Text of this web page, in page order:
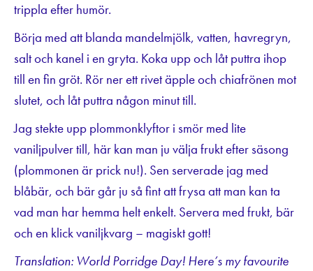
trippla efter humör.
Börja med att blanda mandelmjölk, vatten, havregryn,
salt och kanel i en gryta. Koka upp och låt puttra ihop
till en fin gröt. Rör ner ett rivet äpple och chiafrönen mot
slutet, och låt puttra någon minut till.
Jag stekte upp plommonklyftor i smör med lite
vaniljpulver till, här kan man ju välja frukt efter säsong
(plommonen är prick nu!). Sen serverade jag med
blåbär, och bär går ju så fint att frysa att man kan ta
vad man har hemma helt enkelt. Servera med frukt, bär
och en klick vaniljkvarg – magiskt gott!
Translation: World Porridge Day! Here’s my favourite